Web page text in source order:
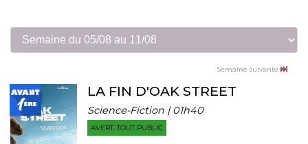
Semaine suivante
LA FIN D'OAK STREET
Science-Fiction | 01h40
AVERT. TOUT PUBLIC